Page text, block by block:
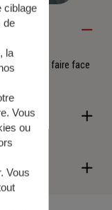
pour faire face
performance
au cœur des
un
ciblage
de
la
Vous
ou
Vous